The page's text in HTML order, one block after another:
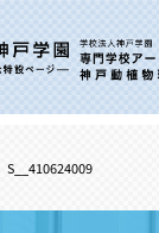
S__410624009